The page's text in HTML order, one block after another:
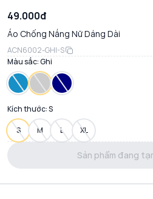
49.000đ
Áo Chống Nắng Nữ Dáng Dài
ACN6002-GHI-S
Màu sắc:Ghi
Kích thước:S
S M L XL
Sản phẩm đang